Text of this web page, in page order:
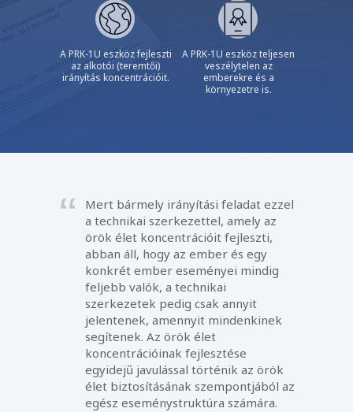
A PRK-1U eszköz fejleszti
az alkotói (teremtői)
irányítás koncentrációit.
A PRK-1U eszköz teljesen
veszélytelen az
emberekre és a
környezetre is.
Mert bármely irányítási feladat ezzel
a technikai szerkezettel, amely az
örök élet koncentrációit fejleszti,
abban áll, hogy az ember és egy
konkrét ember eseményei mindig
feljebb valók, a technikai
szerkezetek pedig csak annyit
jelentenek, amennyit mindenkinek
segítenek. Az örök élet
koncentrációinak fejlesztése
egyidejű javulással történik az örök
élet biztosításának szempontjából az
egész eseménystruktúra számára.